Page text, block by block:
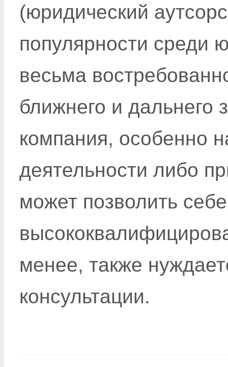
(юридический
популярности среди
весьма
ближнего и дальнего
компания, особенно
деятельности либо
может позволить
менее, также
консультации.